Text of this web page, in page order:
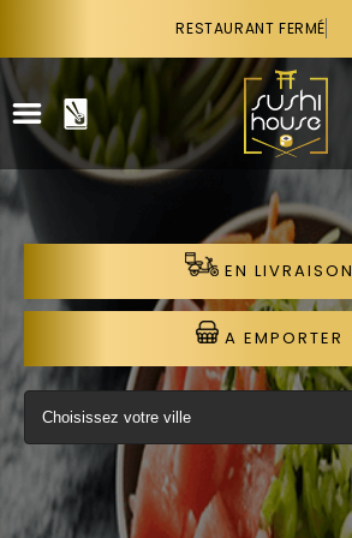
RESTAURANT FERMÉ
VOTRE COMPTE
NOTRE RESTAURANT
VOS AVIS
EN LIVRAISON
A EMPORTER